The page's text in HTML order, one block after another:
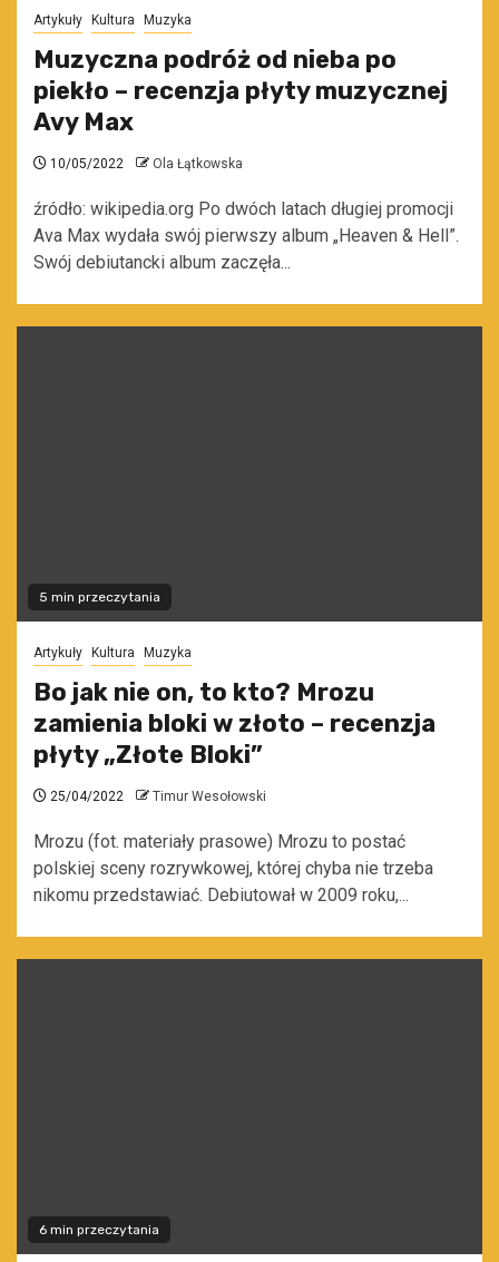
Artykuły Kultura Muzyka
Muzyczna podróż od nieba po
piekło – recenzja płyty muzycznej
Avy Max
10/05/2022 Ola Łątkowska
źródło: wikipedia.org Po dwóch latach długiej promocji
Ava Max wydała swój pierwszy album „Heaven & Hell”.
Swój debiutancki album zaczęła...
5 min przeczytania
Artykuły Kultura Muzyka
Bo jak nie on, to kto? Mrozu
zamienia bloki w złoto – recenzja
płyty „Złote Bloki”
25/04/2022 Timur Wesołowski
Mrozu (fot. materiały prasowe) Mrozu to postać
polskiej sceny rozrywkowej, której chyba nie trzeba
nikomu przedstawiać. Debiutował w 2009 roku,...
6 min przeczytania